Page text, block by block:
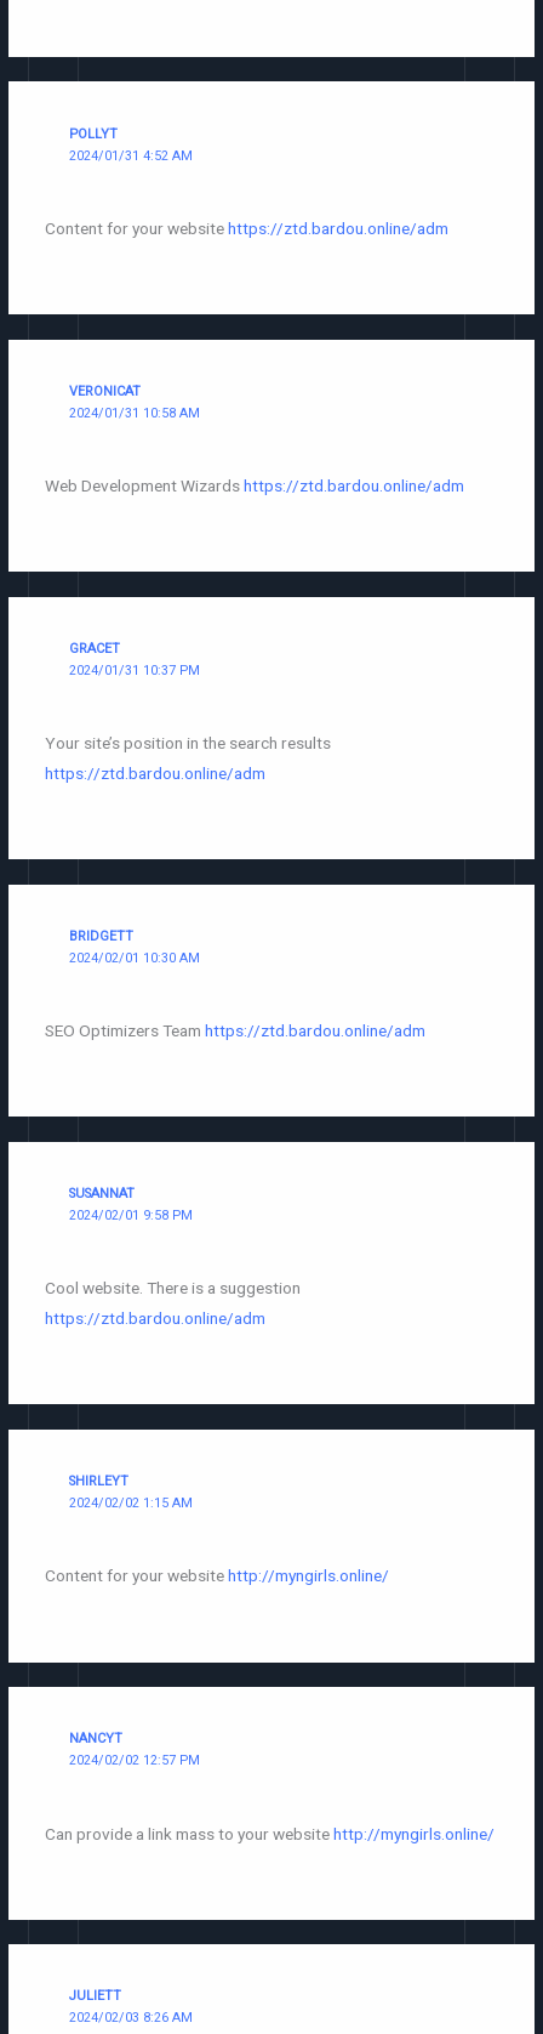
POLLYT
2024/01/31 4:52 AM
Content for your websitehttps://ztd.bardou.online/adm
VERONICAT
2024/01/31 10:58 AM
Web Development Wizardshttps://ztd.bardou.online/adm
GRACET
2024/01/31 10:37 PM
Your site’s position in the search results
https://ztd.bardou.online/adm
BRIDGETT
2024/02/01 10:30 AM
SEO Optimizers Team https://ztd.bardou.online/adm
SUSANNAT
2024/02/01 9:58 PM
Cool website. There is a suggestion
https://ztd.bardou.online/adm
SHIRLEYT
2024/02/02 1:15 AM
Content for your websitehttp://myngirls.online/
NANCYT
2024/02/02 12:57 PM
Can provide a link mass to your websitehttp://myngirls.online/
JULIETT
2024/02/03 8:26 AM